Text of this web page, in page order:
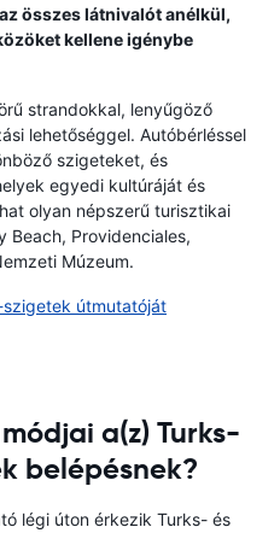
összes látnivalót anélkül,
kellene igénybe
strandokkal, lenyűgöző
lehetőséggel. Autóbérléssel
szigeteket, és
egyedi kultúráját és
olyan népszerű turisztikai
Beach, Providenciales,
Múzeum.
útmutatóját
a(z) Turks-
belépésnek?
légi úton érkezik Turks- és